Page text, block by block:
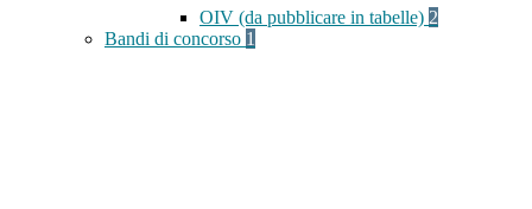
OIV (da pubblicare in tabelle) 2
Bandi di concorso 1